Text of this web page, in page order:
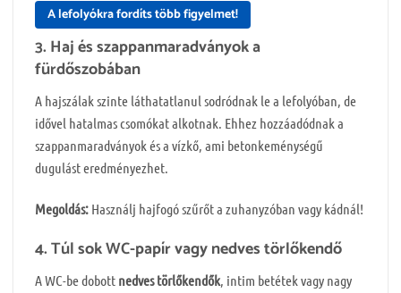
A lefolyókra fordíts több figyelmet!
3. Haj és szappanmaradványok a
fürdőszobában
A hajszálak szinte láthatatlanul sodródnak le a lefolyóban, de
idővel hatalmas csomókat alkotnak. Ehhez hozzáadódnak a
szappanmaradványok és a vízkő, ami betonkeménységű
dugulást eredményezhet.
Megoldás: Használj hajfogó szűrőt a zuhanyzóban vagy kádnál!
4. Túl sok WC-papír vagy nedves törlőkendő
A WC-be dobott nedves törlőkendők , intim betétek vagy nagy